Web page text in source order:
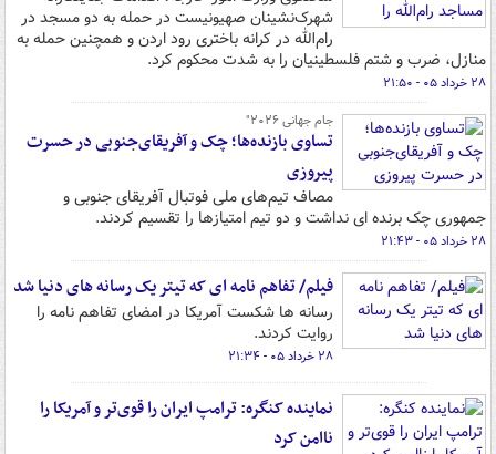
شهرک‌نشینان صهیونیست در حمله به دو مسجد در
رام‌الله در کرانه باختری رود اردن و همچنین حمله به
منازل، ضرب و شتم فلسطینیان را به شدت محکوم کرد.
۲۸ خرداد ۰۵ - ۲۱:۵۰
جام جهانی ۲۰۲۶"
تساوی بازنده‌ها؛ چک و آفریقای‌جنوبی در حسرت
پیروزی
مصاف تیم‌های ملی فوتبال آفریقای جنوبی و
جمهوری چک برنده ای نداشت و دو تیم امتیازها را تقسیم کردند.
۲۸ خرداد ۰۵ - ۲۱:۴۳
فیلم/ تفاهم نامه ای که تیتر یک رسانه های دنیا شد
رسانه ها شکست آمریکا در امضای تفاهم نامه را
روایت کردند.
۲۸ خرداد ۰۵ - ۲۱:۳۴
نماینده کنگره: ترامپ ایران را قوی‌تر و آمریکا را
ناامن کرد